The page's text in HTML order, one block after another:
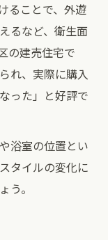
ることで、外遊
るなど、衛生面
の建売住宅で
れ、実際に購入
った」と好評で
浴室の位置とい
タイルの変化に
う。